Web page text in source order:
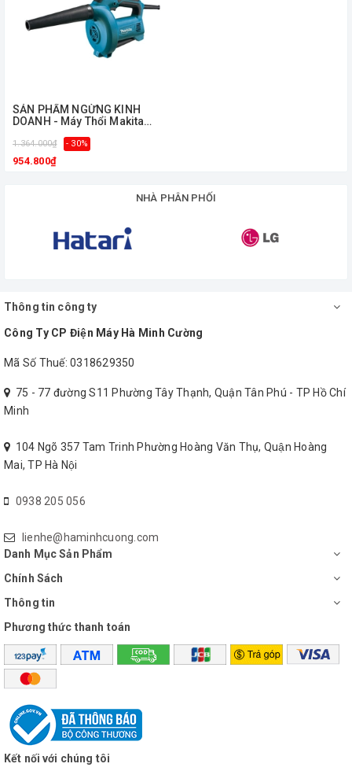
ㅤSẢN PHẨM NGỪNG KINH
DOANH - Máy Thổi Makita
1.364.000₫ - 30%
954.800₫
NHÀ PHÂN PHỐI
Thông tin công ty
Công Ty CP Điện Máy Hà Minh Cường
Mã Số Thuế: 0318629350
75 - 77 đường S11 Phường Tây Thạnh, Quận Tân Phú - TP Hồ Chí
Minh
104 Ngõ 357 Tam Trinh Phường Hoàng Văn Thụ, Quận Hoàng
Mai, TP Hà Nội
0938 205 056
lienhe@haminhcuong.com
Danh Mục Sản Phẩm
Chính Sách
Thông tin
Phương thức thanh toán
Kết nối với chúng tôi